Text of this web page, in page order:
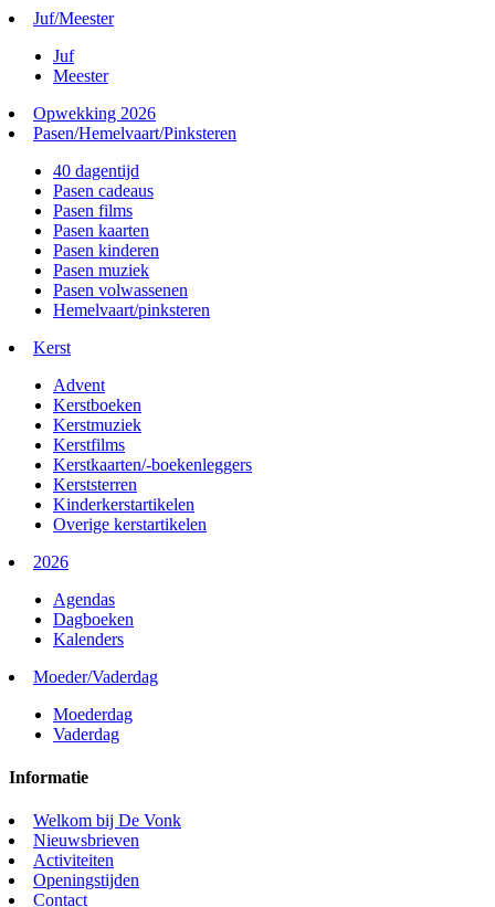
Juf/Meester
Juf
Meester
Opwekking 2026
Pasen/Hemelvaart/Pinksteren
40 dagentijd
Pasen cadeaus
Pasen films
Pasen kaarten
Pasen kinderen
Pasen muziek
Pasen volwassenen
Hemelvaart/pinksteren
Kerst
Advent
Kerstboeken
Kerstmuziek
Kerstfilms
Kerstkaarten/-boekenleggers
Kerststerren
Kinderkerstartikelen
Overige kerstartikelen
2026
Agendas
Dagboeken
Kalenders
Moeder/Vaderdag
Moederdag
Vaderdag
Informatie
Welkom bij De Vonk
Nieuwsbrieven
Activiteiten
Openingstijden
Contact